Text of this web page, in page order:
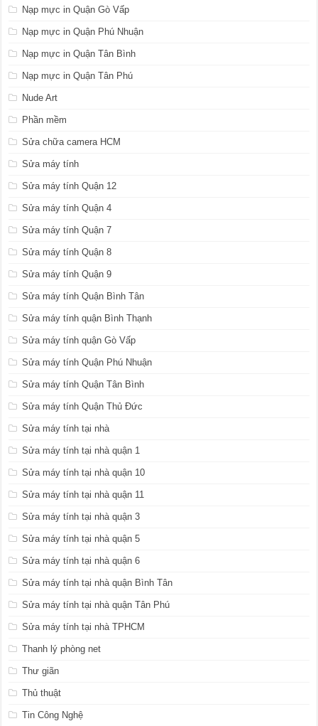
Nạp mực in Quận Gò Vấp
Nạp mực in Quận Phú Nhuận
Nạp mực in Quận Tân Bình
Nạp mực in Quận Tân Phú
Nude Art
Phần mềm
Sửa chữa camera HCM
Sửa máy tính
Sửa máy tính Quận 12
Sửa máy tính Quận 4
Sửa máy tính Quận 7
Sửa máy tính Quận 8
Sửa máy tính Quận 9
Sửa máy tính Quận Bình Tân
Sửa máy tính quận Bình Thạnh
Sửa máy tính quận Gò Vấp
Sửa máy tính Quận Phú Nhuận
Sửa máy tính Quận Tân Bình
Sửa máy tính Quận Thủ Đức
Sửa máy tính tại nhà
Sửa máy tính tại nhà quận 1
Sửa máy tính tại nhà quận 10
Sửa máy tính tại nhà quận 11
Sửa máy tính tại nhà quận 3
Sửa máy tính tại nhà quận 5
Sửa máy tính tại nhà quận 6
Sửa máy tính tại nhà quận Bình Tân
Sửa máy tính tại nhà quận Tân Phú
Sửa máy tính tại nhà TPHCM
Thanh lý phòng net
Thư giãn
Thủ thuật
Tin Công Nghệ